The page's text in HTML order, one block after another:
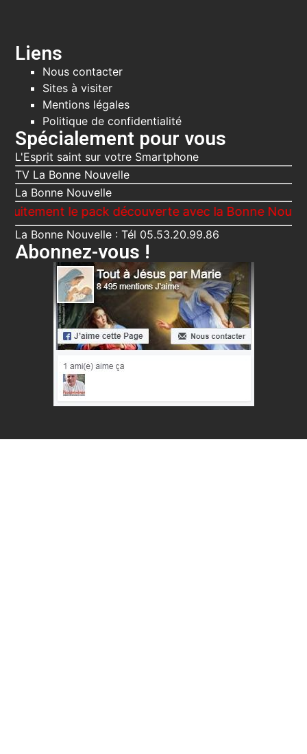
Liens
Nous contacter
Sites à visiter
Mentions légales
Politique de confidentialité
Spécialement pour vous
L'Esprit saint sur votre Smartphone
TV La Bonne Nouvelle
La Bonne Nouvelle
le pack découverte avec la Bonne Nouvelle,
La Bonne Nouvelle : Tél 05.53.20.99.86
Abonnez-vous !